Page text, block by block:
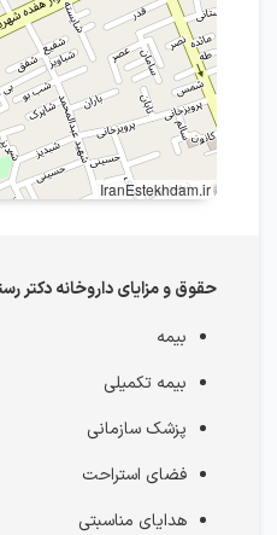
IranEstekhdam.ir
حقوق و مزایای داروخانه دکتر
بیمه
بیمه تکمیلی
پزشک سازمانی
فضای استراحت
هدایای مناسبتی